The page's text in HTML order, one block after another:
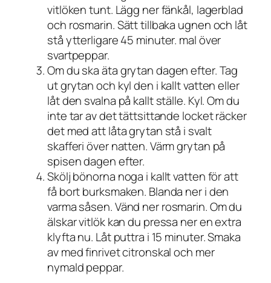
vitlöken tunt. Lägg ner fänkål, lagerblad
och rosmarin. Sätt tillbaka ugnen och låt
stå ytterligare 45 minuter. mal över
svartpeppar.
Om du ska äta grytan dagen efter. Tag
ut grytan och kyl den i kallt vatten eller
låt den svalna på kallt ställe. Kyl. Om du
inte tar av det tättsittande locket räcker
det med att låta grytan stå i svalt
skafferi över natten. Värm grytan på
spisen dagen efter.
Skölj bönorna noga i kallt vatten för att
få bort burksmaken. Blanda ner i den
varma såsen. Vänd ner rosmarin. Om du
älskar vitlök kan du pressa ner en extra
klyfta nu. Låt puttra i 15 minuter. Smaka
av med finrivet citronskal och mer
nymald peppar.